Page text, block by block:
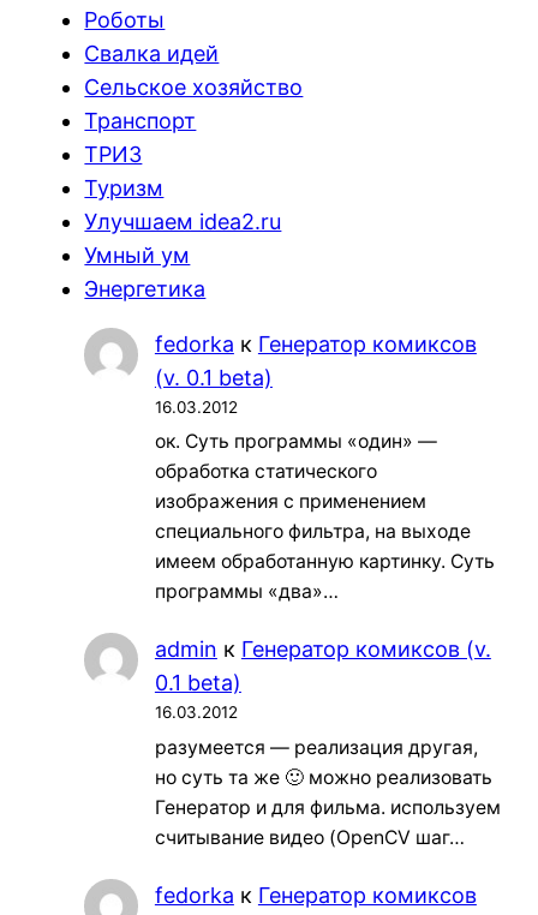
Роботы
Свалка идей
Сельское хозяйство
Транспорт
ТРИЗ
Туризм
Улучшаем idea2.ru
Умный ум
Энергетика
fedorka к Генератор комиксов
(v. 0.1 beta)
16.03.2012
ок. Суть программы «один» —
обработка статического
изображения с применением
специального фильтра, на выходе
имеем обработанную картинку. Суть
программы «два»…
admin к Генератор комиксов (v.
0.1 beta)
16.03.2012
разумеется — реализация другая,
но суть та же 🙂 можно реализовать
Генератор и для фильма. используем
считывание видео (OpenCV шаг…
fedorka к Генератор комиксов